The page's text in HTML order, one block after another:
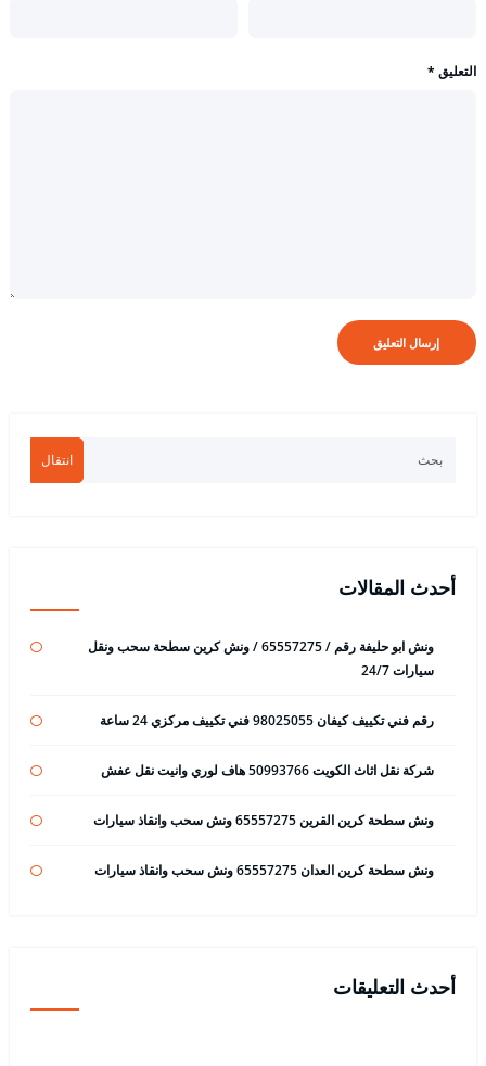
التعليق *
انتقال
أحدث المقالات
ونش ابو حليفة رقم / 65557275 / ونش كرين سطحة سحب ونقل
سيارات 24/7
رقم فني تكييف كيفان 98025055 فني تكييف مركزي 24 ساعة
شركة نقل اثاث الكويت 50993766 هاف لوري وانيت نقل عفش
ونش سطحة كرين القرين 65557275 ونش سحب وانقاذ سيارات
ونش سطحة كرين العدان 65557275 ونش سحب وانقاذ سيارات
أحدث التعليقات